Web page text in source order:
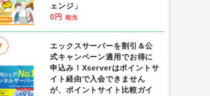
ェンジ」
0円 相当
エックスサーバーを割引＆公
式キャンペーン適用でお得に
申込み！Xserverはポイントサ
イト経由で入会できません
が、ポイントサイト比較ガイ